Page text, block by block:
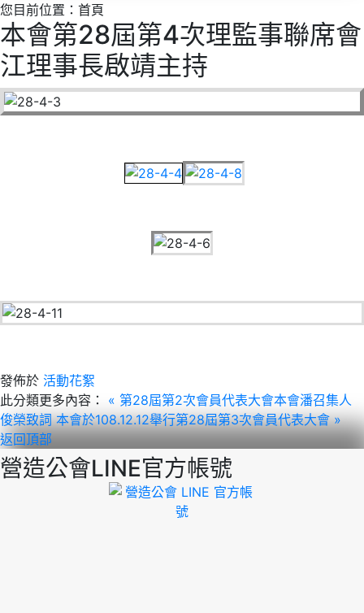
您目前位置： 首頁
本會第28屆第4次理監事聯席會
江理事長啟靖主持
發佈於 活動花絮
此分類更多內容： « 第28屆第2次會員代表大會本會潘召集人
俊榮致詞本會於108.12.12舉行第28屆第3次會員代表大會 »
返回頂部
營造公會LINE官方帳號